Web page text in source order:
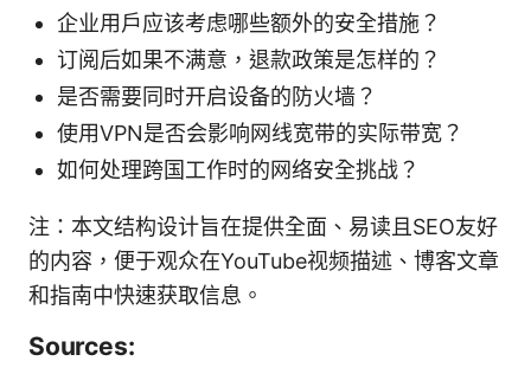
企业用户应该考虑哪些额外的安全措施？
订阅后如果不满意，退款政策是怎样的？
是否需要同时开启设备的防火墙？
使用VPN是否会影响网线宽带的实际带宽？
如何处理跨国工作时的网络安全挑战？
注：本文结构设计旨在提供全面、易读且SEO友好
的内容，便于观众在YouTube视频描述、博客文章
和指南中快速获取信息。
Sources: